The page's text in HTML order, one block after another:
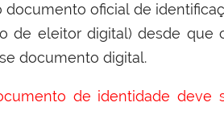
oficial de
de eleitor digital) desde que
documento digital.
de identidade deve